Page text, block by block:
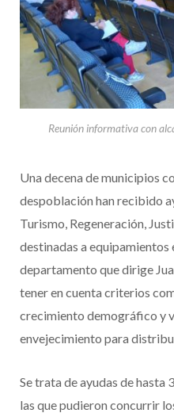
Reunión informativa con
Una decena de municipios
despoblación han recibido
Turismo, Regeneración,
destinadas a
departamento que dirige
tener en cuenta criterios
crecimiento demográfico y
envejecimiento para
Se trata de ayudas de hasta
las que pudieron concurrir